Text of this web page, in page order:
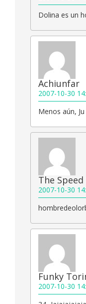
Dolina es un
Achiunfar
2007-10-30
Menos aún, Ju
The Speed
2007-10-30
Funky
2007-10-30